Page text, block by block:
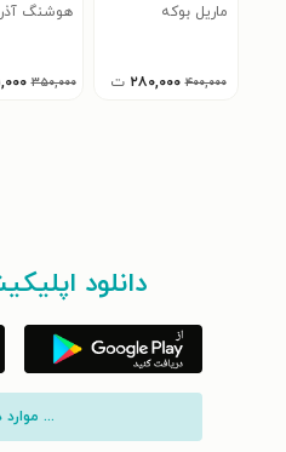
ماریل بوکه
۴۰۰,۰۰۰ ۲۸۰,۰۰۰ ت
هوشنگ
۳۵۰,۰۰۰
دانلود
... موارد